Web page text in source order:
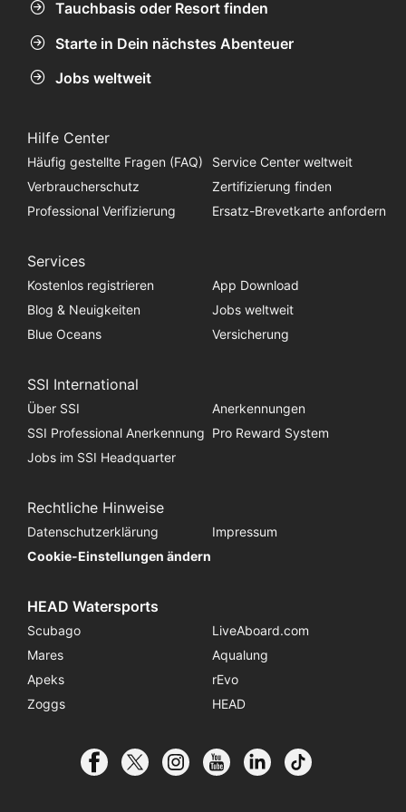
Tauchbasis oder Resort finden
Starte in Dein nächstes Abenteuer
Jobs weltweit
Hilfe Center
Häufig gestellte Fragen (FAQ)
Service Center weltweit
Verbraucherschutz
Zertifizierung finden
Professional Verifizierung
Ersatz-Brevetkarte anfordern
Services
Kostenlos registrieren
App Download
Blog & Neuigkeiten
Jobs weltweit
Blue Oceans
Versicherung
SSI International
Über SSI
Anerkennungen
SSI Professional Anerkennung Pro Reward System
Jobs im SSI Headquarter
Rechtliche Hinweise
Datenschutzerklärung
Impressum
Cookie-Einstellungen ändern
HEAD Watersports
Scubago
LiveAboard.com
Mares
Aqualung
Apeks
rEvo
Zoggs
HEAD